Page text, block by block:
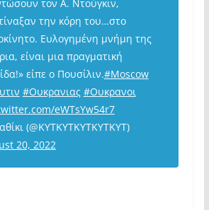
τον Α. Ντούγκιν,
την κόρη του…στο
Ευλογημένη μνήμη της
είναι μια πραγματική
είπε ο Πουσίλιν.#Moscow
#Ουκρανιας #Ουκρανοι
eWTsYw54r7
(@KYTKYTKYTKYTKYT)
20, 2022